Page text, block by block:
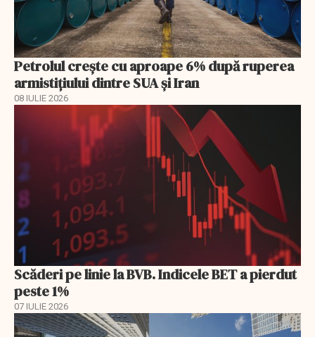
Petrolul crește cu aproape 6% după ruperea
armistițiului dintre SUA și Iran
08 IULIE 2026
Scăderi pe linie la BVB. Indicele BET a pierdut
peste 1%
07 IULIE 2026